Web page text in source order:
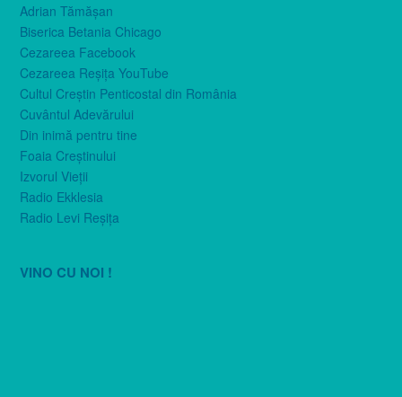
Adrian Tămăşan
Biserica Betania Chicago
Cezareea Facebook
Cezareea Reşiţa YouTube
Cultul Creştin Penticostal din România
Cuvântul Adevărului
Din inimă pentru tine
Foaia Creştinului
Izvorul Vieţii
Radio Ekklesia
Radio Levi Reşiţa
VINO CU NOI !